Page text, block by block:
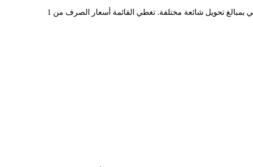
في الجدول أعلاه، ستجد مخططًا شاملًا لبيانات تحويل العملات من COPXON إلى PHP، يُظهر علاقة قيمة الدولار الأمريكي بمبالغ تحويل شائعة مختلفة. تغطي القائمة أسعار الصرف من 1